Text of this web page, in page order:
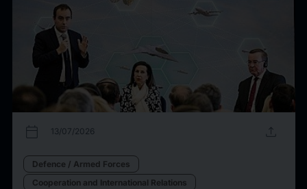
calendar_today 13/07/2026 upload
Defence / Armed Forces
Cooperation and International Relations